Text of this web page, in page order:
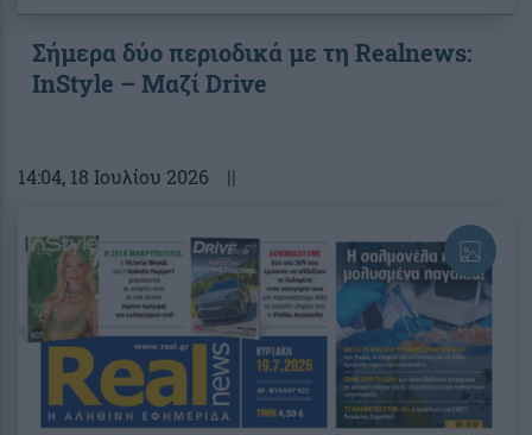
Σήμερα δύο περιοδικά με τη Realnews:
InStyle – Μαζί Drive
14:04, 18 Ιουλίου 2026 ||